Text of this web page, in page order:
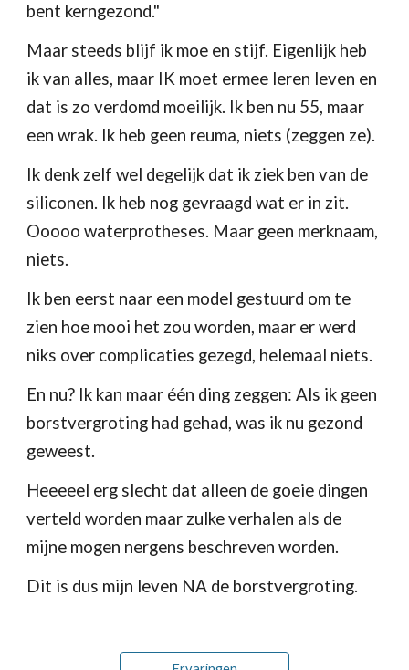
bent kerngezond."
Maar steeds blijf ik moe en stijf. Eigenlijk heb
ik van alles, maar IK moet ermee leren leven en
dat is zo verdomd moeilijk. Ik ben nu 55, maar
een wrak. Ik heb geen reuma, niets (zeggen ze).
Ik denk zelf wel degelijk dat ik ziek ben van de
siliconen. Ik heb nog gevraagd wat er in zit.
Ooooo waterprotheses. Maar geen merknaam,
niets.
Ik ben eerst naar een model gestuurd om te
zien hoe mooi het zou worden, maar er werd
niks over complicaties gezegd, helemaal niets.
En nu? Ik kan maar één ding zeggen: Als ik geen
borstvergroting had gehad, was ik nu gezond
geweest.
Heeeeel erg slecht dat alleen de goeie dingen
verteld worden maar zulke verhalen als de
mijne mogen nergens beschreven worden.
Dit is dus mijn leven NA de borstvergroting.